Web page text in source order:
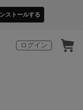
ストールする
ログイン